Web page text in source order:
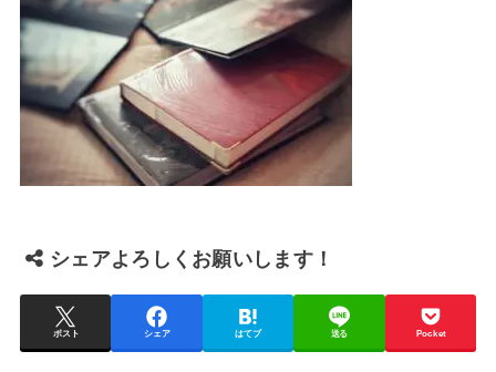
シェアよろしくお願いします！
ポスト シェア はてブ 送る Pocket